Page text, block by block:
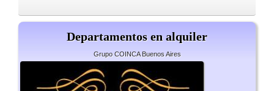
Departamentos en alquiler
Grupo COINCA Buenos Aires